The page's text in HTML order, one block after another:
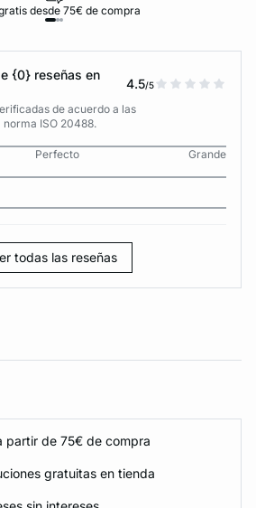
desde 75€ de compra
{0} reseñas en
4.5/5
de acuerdo a las
ISO 20488.
Perfecto
Grande
todas las reseñas
partir de 75€ de compra
gratuitas en tienda